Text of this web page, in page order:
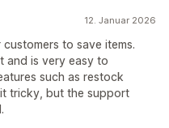
12. Januar 2026
to save items.
and is very easy to
such as restock
tricky, but the support